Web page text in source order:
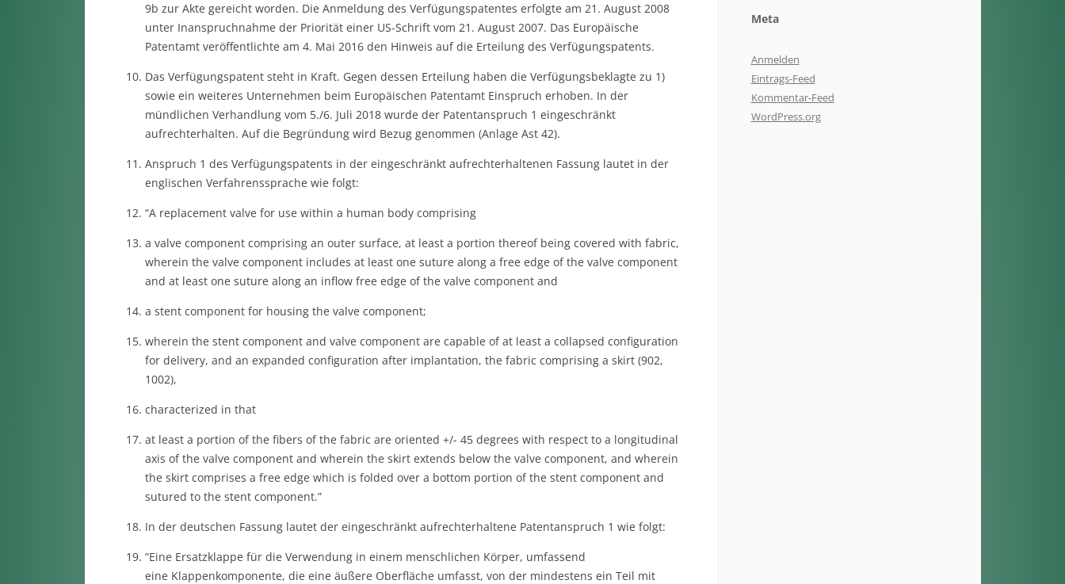
9b zur Akte gereicht worden. Die Anmeldung des Verfügungspatentes erfolgte am 21. August 2008
unter Inanspruchnahme der Priorität einer US-Schrift vom 21. August 2007. Das Europäische
Patentamt veröffentlichte am 4. Mai 2016 den Hinweis auf die Erteilung des Verfügungspatents.
Das Verfügungspatent steht in Kraft. Gegen dessen Erteilung haben die Verfügungsbeklagte zu 1)
sowie ein weiteres Unternehmen beim Europäischen Patentamt Einspruch erhoben. In der
mündlichen Verhandlung vom 5./6. Juli 2018 wurde der Patentanspruch 1 eingeschränkt
aufrechterhalten. Auf die Begründung wird Bezug genommen (Anlage Ast 42).
Anspruch 1 des Verfügungspatents in der eingeschränkt aufrechterhaltenen Fassung lautet in der
englischen Verfahrenssprache wie folgt:
“A replacement valve for use within a human body comprising
a valve component comprising an outer surface, at least a portion thereof being covered with fabric,
wherein the valve component includes at least one suture along a free edge of the valve component
and at least one suture along an inflow free edge of the valve component and
a stent component for housing the valve component;
wherein the stent component and valve component are capable of at least a collapsed configuration
for delivery, and an expanded configuration after implantation, the fabric comprising a skirt (902,
1002),
characterized in that
at least a portion of the fibers of the fabric are oriented +/- 45 degrees with respect to a longitudinal
axis of the valve component and wherein the skirt extends below the valve component, and wherein
the skirt comprises a free edge which is folded over a bottom portion of the stent component and
sutured to the stent component.”
In der deutschen Fassung lautet der eingeschränkt aufrechterhaltene Patentanspruch 1 wie folgt:
“Eine Ersatzklappe für die Verwendung in einem menschlichen Körper, umfassend
eine Klappenkomponente, die eine äußere Oberfläche umfasst, von der mindestens ein Teil mit
Meta
Anmelden
Eintrags-Feed
Kommentar-Feed
WordPress.org